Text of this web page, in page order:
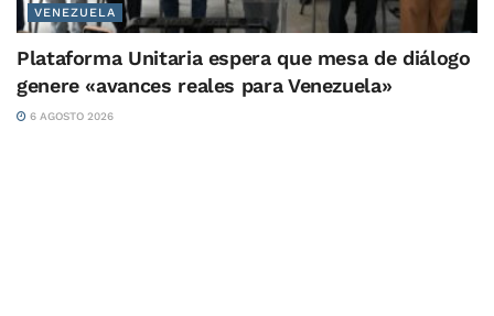
VENEZUELA
Plataforma Unitaria espera que mesa de diálogo
genere «avances reales para Venezuela»
6 AGOSTO 2026